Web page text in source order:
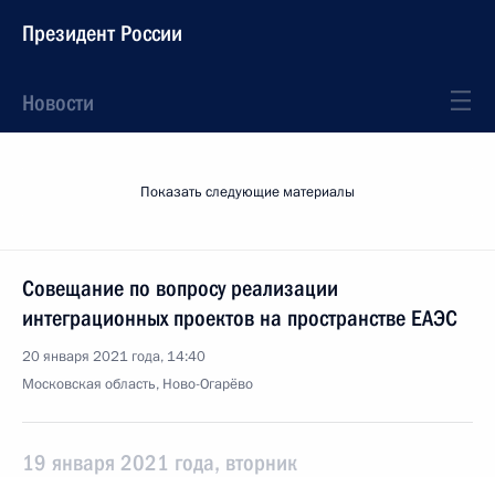
Президент России
Новости
Показать следующие материалы
Совещание по вопросу реализации
интеграционных проектов на пространстве ЕАЭС
20 января 2021 года, 14:40
Московская область, Ново-Огарёво
19 января 2021 года, вторник